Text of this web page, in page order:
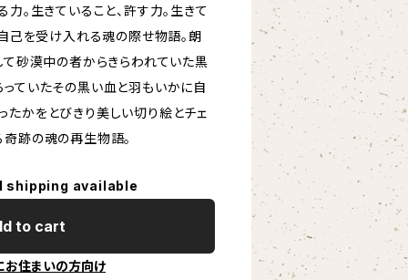
力。生きていること、許す力。生きて
己を受け入れる魂の際せ物語。朗
砂漠中の者からきらわれていた黒
ていたその黒い血と羽もいかに自
たかをとびきり美しい切り絵とチェ
跡の魂の再生物語。
shipping available
to cart
お住まいの方向け